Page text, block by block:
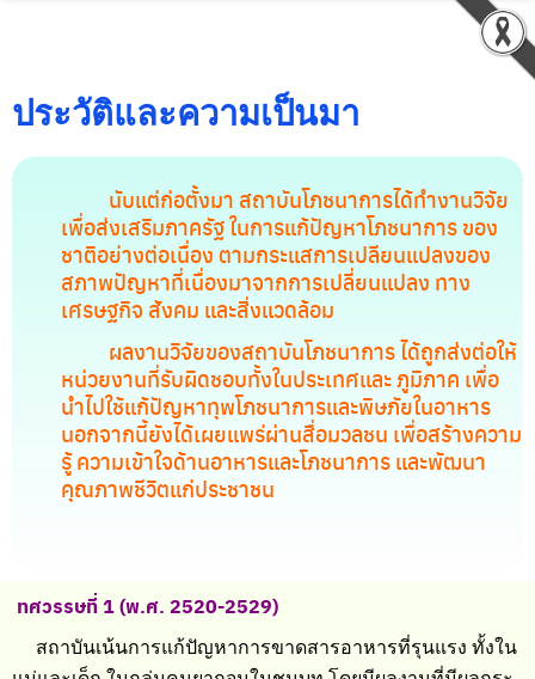
ประวัติและความเป็นมา
นับแต่ก่อตั้งมา สถาบันโภชนาการได้ทำงานวิจัย
เพื่อส่งเสริมภาครัฐ ในการแก้ปัญหาโภชนาการ ของ
ชาติอย่างต่อเนื่อง ตามกระแสการเปลียนแปลงของ
สภาพปัญหาที่เนื่องมาจากการเปลี่ยนแปลง ทาง
เศรษฐกิจ สังคม และสิ่งแวดล้อม
ผลงานวิจัยของสถาบันโภชนาการ ได้ถูกส่งต่อให้
หน่วยงานที่รับผิดชอบทั้งในประเทศและ ภูมิภาค เพื่อ
นำไปใช้แก้ปัญหาทุพโภชนาการและพิษภัยในอาหาร
นอกจากนี้ยังได้เผยแพร่ผ่านสื่อมวลชน เพื่อสร้างความ
รู้ ความเข้าใจด้านอาหารและโภชนาการ และพัฒนา
คุณภาพชีวิตแก่ประชาชน
ทศวรรษที่ 1 (พ.ศ. 2520-2529)
สถาบันเน้นการแก้ปัญหาการขาดสารอาหารที่รุนแรง ทั้งใน